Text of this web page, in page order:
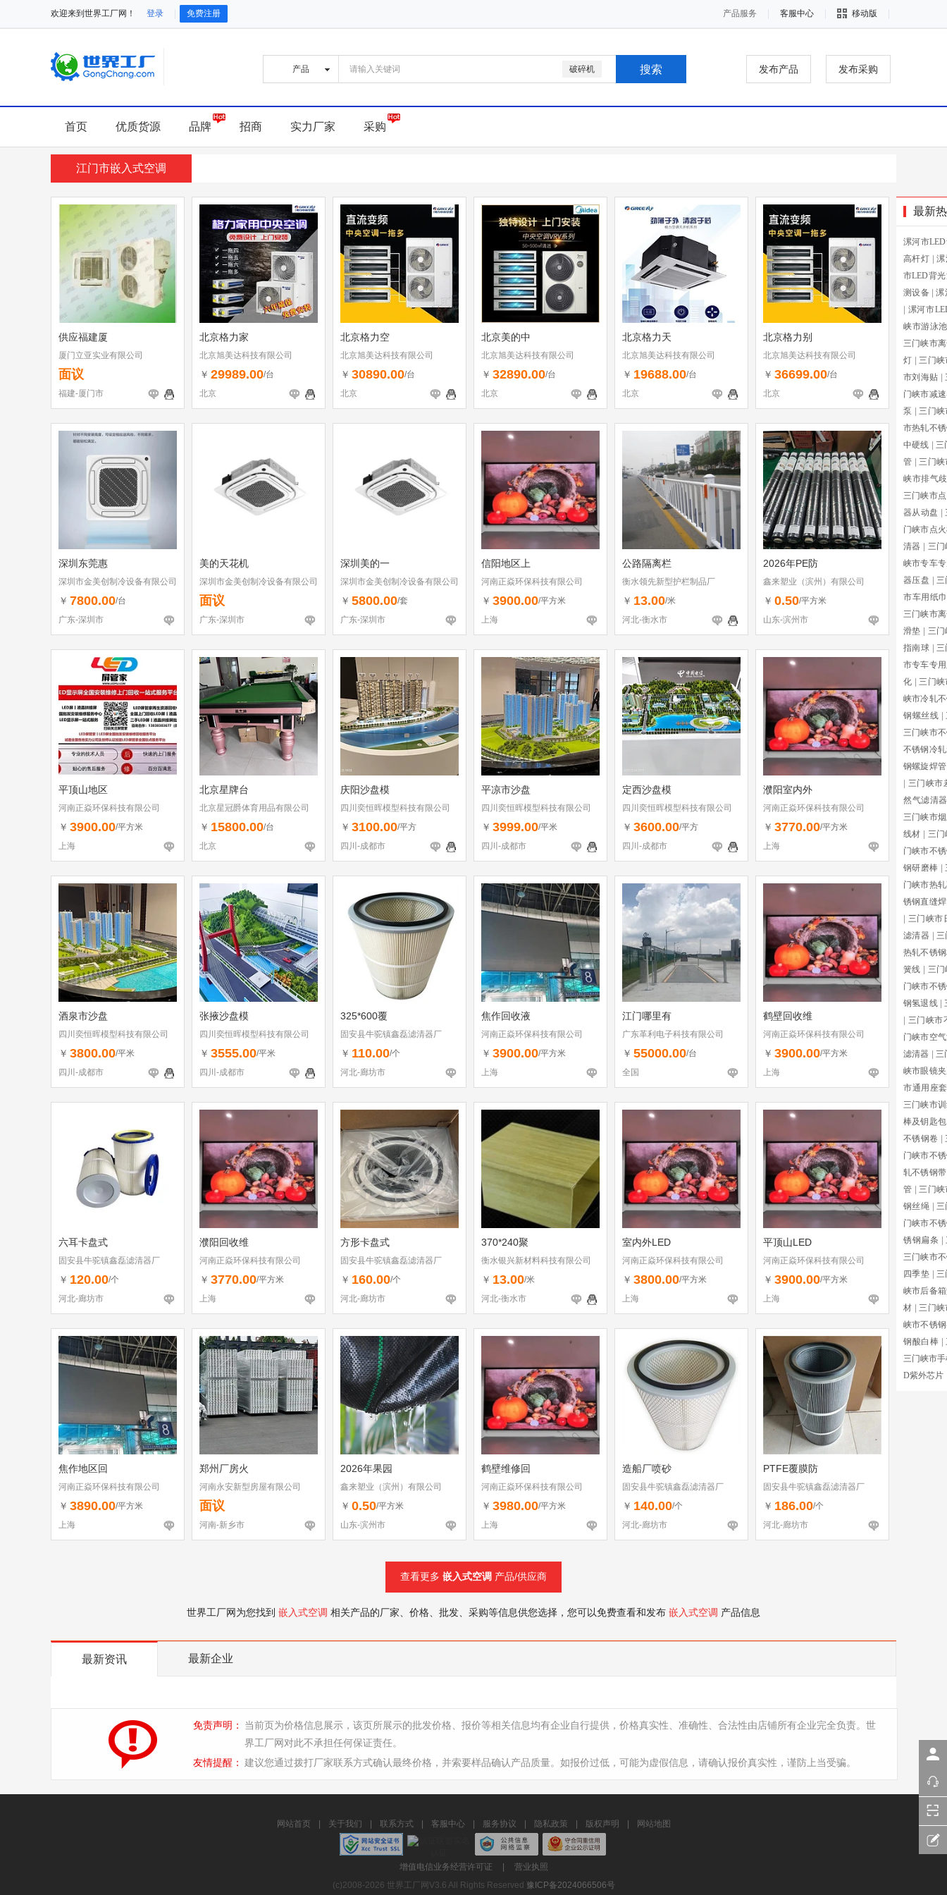
欢迎来到世界工厂网！ 登录 免费注册 产品服务 客服中心 移动版
破碎机 发布产品 发布采购
首页 优质货源 品牌 招商 实力厂家 采购
江门市嵌入式空调
供应福建厦
厦门立亚实业有限公司
面议
福建-厦门市
北京格力家
北京旭美达科技有限公司
￥ 29989.00/台
北京
北京格力空
北京旭美达科技有限公司
￥ 30890.00/台
北京
北京美的中
北京旭美达科技有限公司
￥ 32890.00/台
北京
北京格力天
北京旭美达科技有限公司
￥ 19688.00/台
北京
北京格力别
北京旭美达科技有限公司
￥ 36699.00/台
北京
深圳东莞惠
深圳市金美创制冷设备有限公司
￥ 7800.00/台
广东-深圳市
美的天花机
深圳市金美创制冷设备有限公司
面议
广东-深圳市
深圳美的一
深圳市金美创制冷设备有限公司
￥ 5800.00/套
广东-深圳市
信阳地区上
河南正焱环保科技有限公司
￥ 3900.00/平方米
上海
公路隔离栏
衡水领先新型护栏制品厂
￥ 13.00/米
河北-衡水市
2026年PE防
鑫来塑业（滨州）有限公司
￥ 0.50/平方米
山东-滨州市
平顶山地区
河南正焱环保科技有限公司
￥ 3900.00/平方米
上海
北京星牌台
北京星冠爵体育用品有限公司
￥ 15800.00/台
北京
庆阳沙盘模
四川奕恒晖模型科技有限公司
￥ 3100.00/平方
四川-成都市
平凉市沙盘
四川奕恒晖模型科技有限公司
￥ 3999.00/平米
四川-成都市
定西沙盘模
四川奕恒晖模型科技有限公司
￥ 3600.00/平方
四川-成都市
濮阳室内外
河南正焱环保科技有限公司
￥ 3770.00/平方米
上海
酒泉市沙盘
四川奕恒晖模型科技有限公司
￥ 3800.00/平米
四川-成都市
张掖沙盘模
四川奕恒晖模型科技有限公司
￥ 3555.00/平米
四川-成都市
325*600覆
固安县牛驼镇鑫磊滤清器厂
￥ 110.00/个
河北-廊坊市
焦作回收液
河南正焱环保科技有限公司
￥ 3900.00/平方米
上海
江门哪里有
广东革利电子科技有限公司
￥ 55000.00/台
全国
鹤壁回收维
河南正焱环保科技有限公司
￥ 3900.00/平方米
上海
六耳卡盘式
固安县牛驼镇鑫磊滤清器厂
￥ 120.00/个
河北-廊坊市
濮阳回收维
河南正焱环保科技有限公司
￥ 3770.00/平方米
上海
方形卡盘式
固安县牛驼镇鑫磊滤清器厂
￥ 160.00/个
河北-廊坊市
370*240聚
衡水银兴新材料科技有限公司
￥ 13.00/米
河北-衡水市
室内外LED
河南正焱环保科技有限公司
￥ 3800.00/平方米
上海
平顶山LED
河南正焱环保科技有限公司
￥ 3900.00/平方米
上海
焦作地区回
河南正焱环保科技有限公司
￥ 3890.00/平方米
上海
郑州厂房火
河南永安新型房屋有限公司
面议
河南-新乡市
2026年果园
鑫来塑业（滨州）有限公司
￥ 0.50/平方米
山东-滨州市
鹤壁维修回
河南正焱环保科技有限公司
￥ 3980.00/平方米
上海
造船厂喷砂
固安县牛驼镇鑫磊滤清器厂
￥ 140.00/个
河北-廊坊市
PTFE覆膜防
固安县牛驼镇鑫磊滤清器厂
￥ 186.00/个
河北-廊坊市
查看更多 嵌入式空调 产品/供应商
世界工厂网为您找到 嵌入式空调 相关产品的厂家、价格、批发、采购等信息供您选择，您可以免费查看和发布 嵌入式空调 产品信息
最新
漯河市
高杆灯
漯
市LED背
测设备
漯
漯河市
峡市游泳池
三门峡市
灯
三门峡
市刘海贴
门峡市减
泵
三门峡
市热轧不
中硬线
三
管
三门峡
峡市排气
三门峡市
器从动盘
门峡市点
清器
三
峡市专车
器压盘
三
市车用纸
三门峡市
滑垫
三
指南球
三
市专车专
化
三门峡
峡市冷轧
钢螺丝线
三门峡市
不锈钢冷
钢螺旋焊管
三门峡市
然气滤清器
三门峡市
线材
三
门峡市不
钢研磨棒
门峡市热
锈钢直缝
三门峡市
滤清器
三
热轧不锈
簧线
三
门峡市不
钢氢退线
三门峡市
门峡市空
滤清器
三
峡市眼镜
市通用座套
三门峡市
棒及钥匙包
不锈钢卷
门峡市不
轧不锈钢带
管
三门峡
钢丝绳
三
门峡市不
锈钢扁条
三门峡市
四季垫
三
峡市后备
材
三门峡
峡市不锈
钢酸白棒
三门峡市
D紫外芯片
最新资讯 最新企业
免责声明：
当前页为价格信息展示，该页所展示的批发价格、报价等相关信息均有企业自行提供，价格真实性、准确性、合法性由店铺所有企业完全负责。世
界工厂网对此不承担任何保证责任。
友情提醒： 建议您通过拨打厂家联系方式确认最终价格，并索要样品确认产品质量。如报价过低，可能为虚假信息，请确认报价真实性，谨防上当受骗。
网站首页 关于我们 联系方式 客服中心 服务协议 隐私政策 版权声明 网站地图
增值电信业务经营许可证
营业执照
(c)2008-2026 世界工厂网V3.6 All Rights Reserved 豫ICP备2024066506号